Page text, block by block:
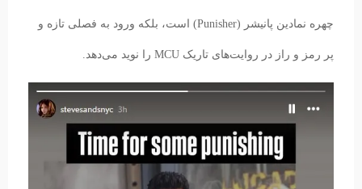
چهره نمادین پانیشر (Punisher) است، بلکه ورود به فصلی تازه و
پر رمز و راز در روایت‌های تاریک MCU را نوید می‌دهد.